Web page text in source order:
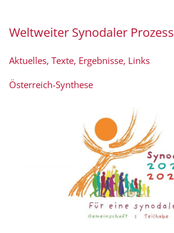
Weltweiter Synodaler Prozess
Aktuelles, Texte, Ergebnisse, Links
Österreich-Synthese